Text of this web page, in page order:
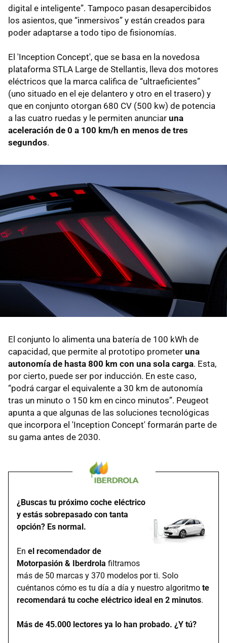
digital e inteligente”. Tampoco pasan desapercibidos
los asientos, que “inmersivos” y están creados para
poder adaptarse a todo tipo de fisionomías.
El 'Inception Concept', que se basa en la novedosa
plataforma STLA Large de Stellantis, lleva dos motores
eléctricos que la marca califica de “ultraeficientes”
(uno situado en el eje delantero y otro en el trasero) y
que en conjunto otorgan 680 CV (500 kw) de potencia
a las cuatro ruedas y le permiten anunciar una
aceleración de 0 a 100 km/h en menos de tres
segundos.
El conjunto lo alimenta una batería de 100 kWh de
capacidad, que permite al prototipo prometer una
autonomía de hasta 800 km con una sola carga. Esta,
por cierto, puede ser por inducción. En este caso,
“podrá cargar el equivalente a 30 km de autonomía
tras un minuto o 150 km en cinco minutos”. Peugeot
apunta a que algunas de las soluciones tecnológicas
que incorpora el 'Inception Concept' formarán parte de
su gama antes de 2030.
¿Buscas tu próximo coche eléctrico
y estás sobrepasado con tanta
opción? Es normal.
En el recomendador de
Motorpasión & Iberdrola filtramos
más de 50 marcas y 370 modelos por ti. Solo
cuéntanos cómo es tu día a día y nuestro algoritmo te
recomendará tu coche eléctrico ideal en 2 minutos.
Más de 45.000 lectores ya lo han probado. ¿Y tú?